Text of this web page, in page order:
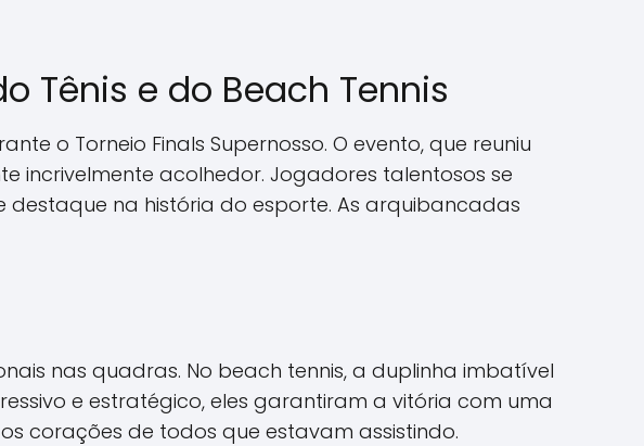
Tênis e do Beach Tennis
o Torneio Finals Supernosso. O evento, que reuniu
incrivelmente acolhedor. Jogadores talentosos se
na história do esporte. As arquibancadas
nas quadras. No beach tennis, a duplinha imbatível
e estratégico, eles garantiram a vitória com uma
corações de todos que estavam assistindo.